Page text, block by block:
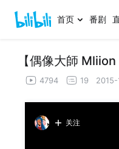
首页 番剧
【偶像大師
4794 19
关注